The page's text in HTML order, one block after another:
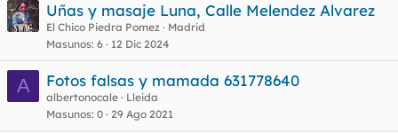
Uñas y masaje Luna, Calle Melendez Alvarez
El Chico Piedra Pomez
Madrid
Masunos 6 12 Dic 2024
A Fotos falsas y mamada 631778640
albertonocale
Lleida
Masunos 0 29 Ago 2021